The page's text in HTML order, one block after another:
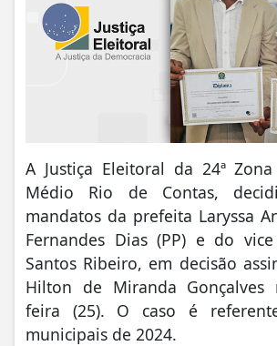
A Justiça Eleitoral da 24ª
Médio Rio de Contas,
mandatos da prefeita Laryssa
Fernandes Dias (PP) e do
Santos Ribeiro, em decisão
Hilton de Miranda Gonçalves
feira (25). O caso é
municipais de 2024.